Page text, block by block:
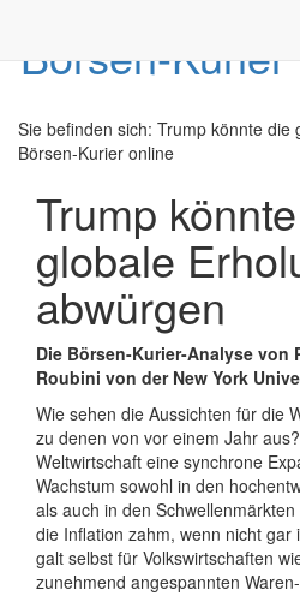
Sie befinden sich: Trump könnte die
Börsen-Kurier online
Trump
globale
abwürgen
Die Börsen-Kurier-Analyse von
Roubini von der New York
Wie sehen die Aussichten für die
zu denen von vor einem Jahr
Weltwirtschaft eine synchrone
Wachstum sowohl in den
als auch in den
die Inflation zahm, wenn nicht gar
galt selbst für Volkswirtschaften
zunehmend angespannten